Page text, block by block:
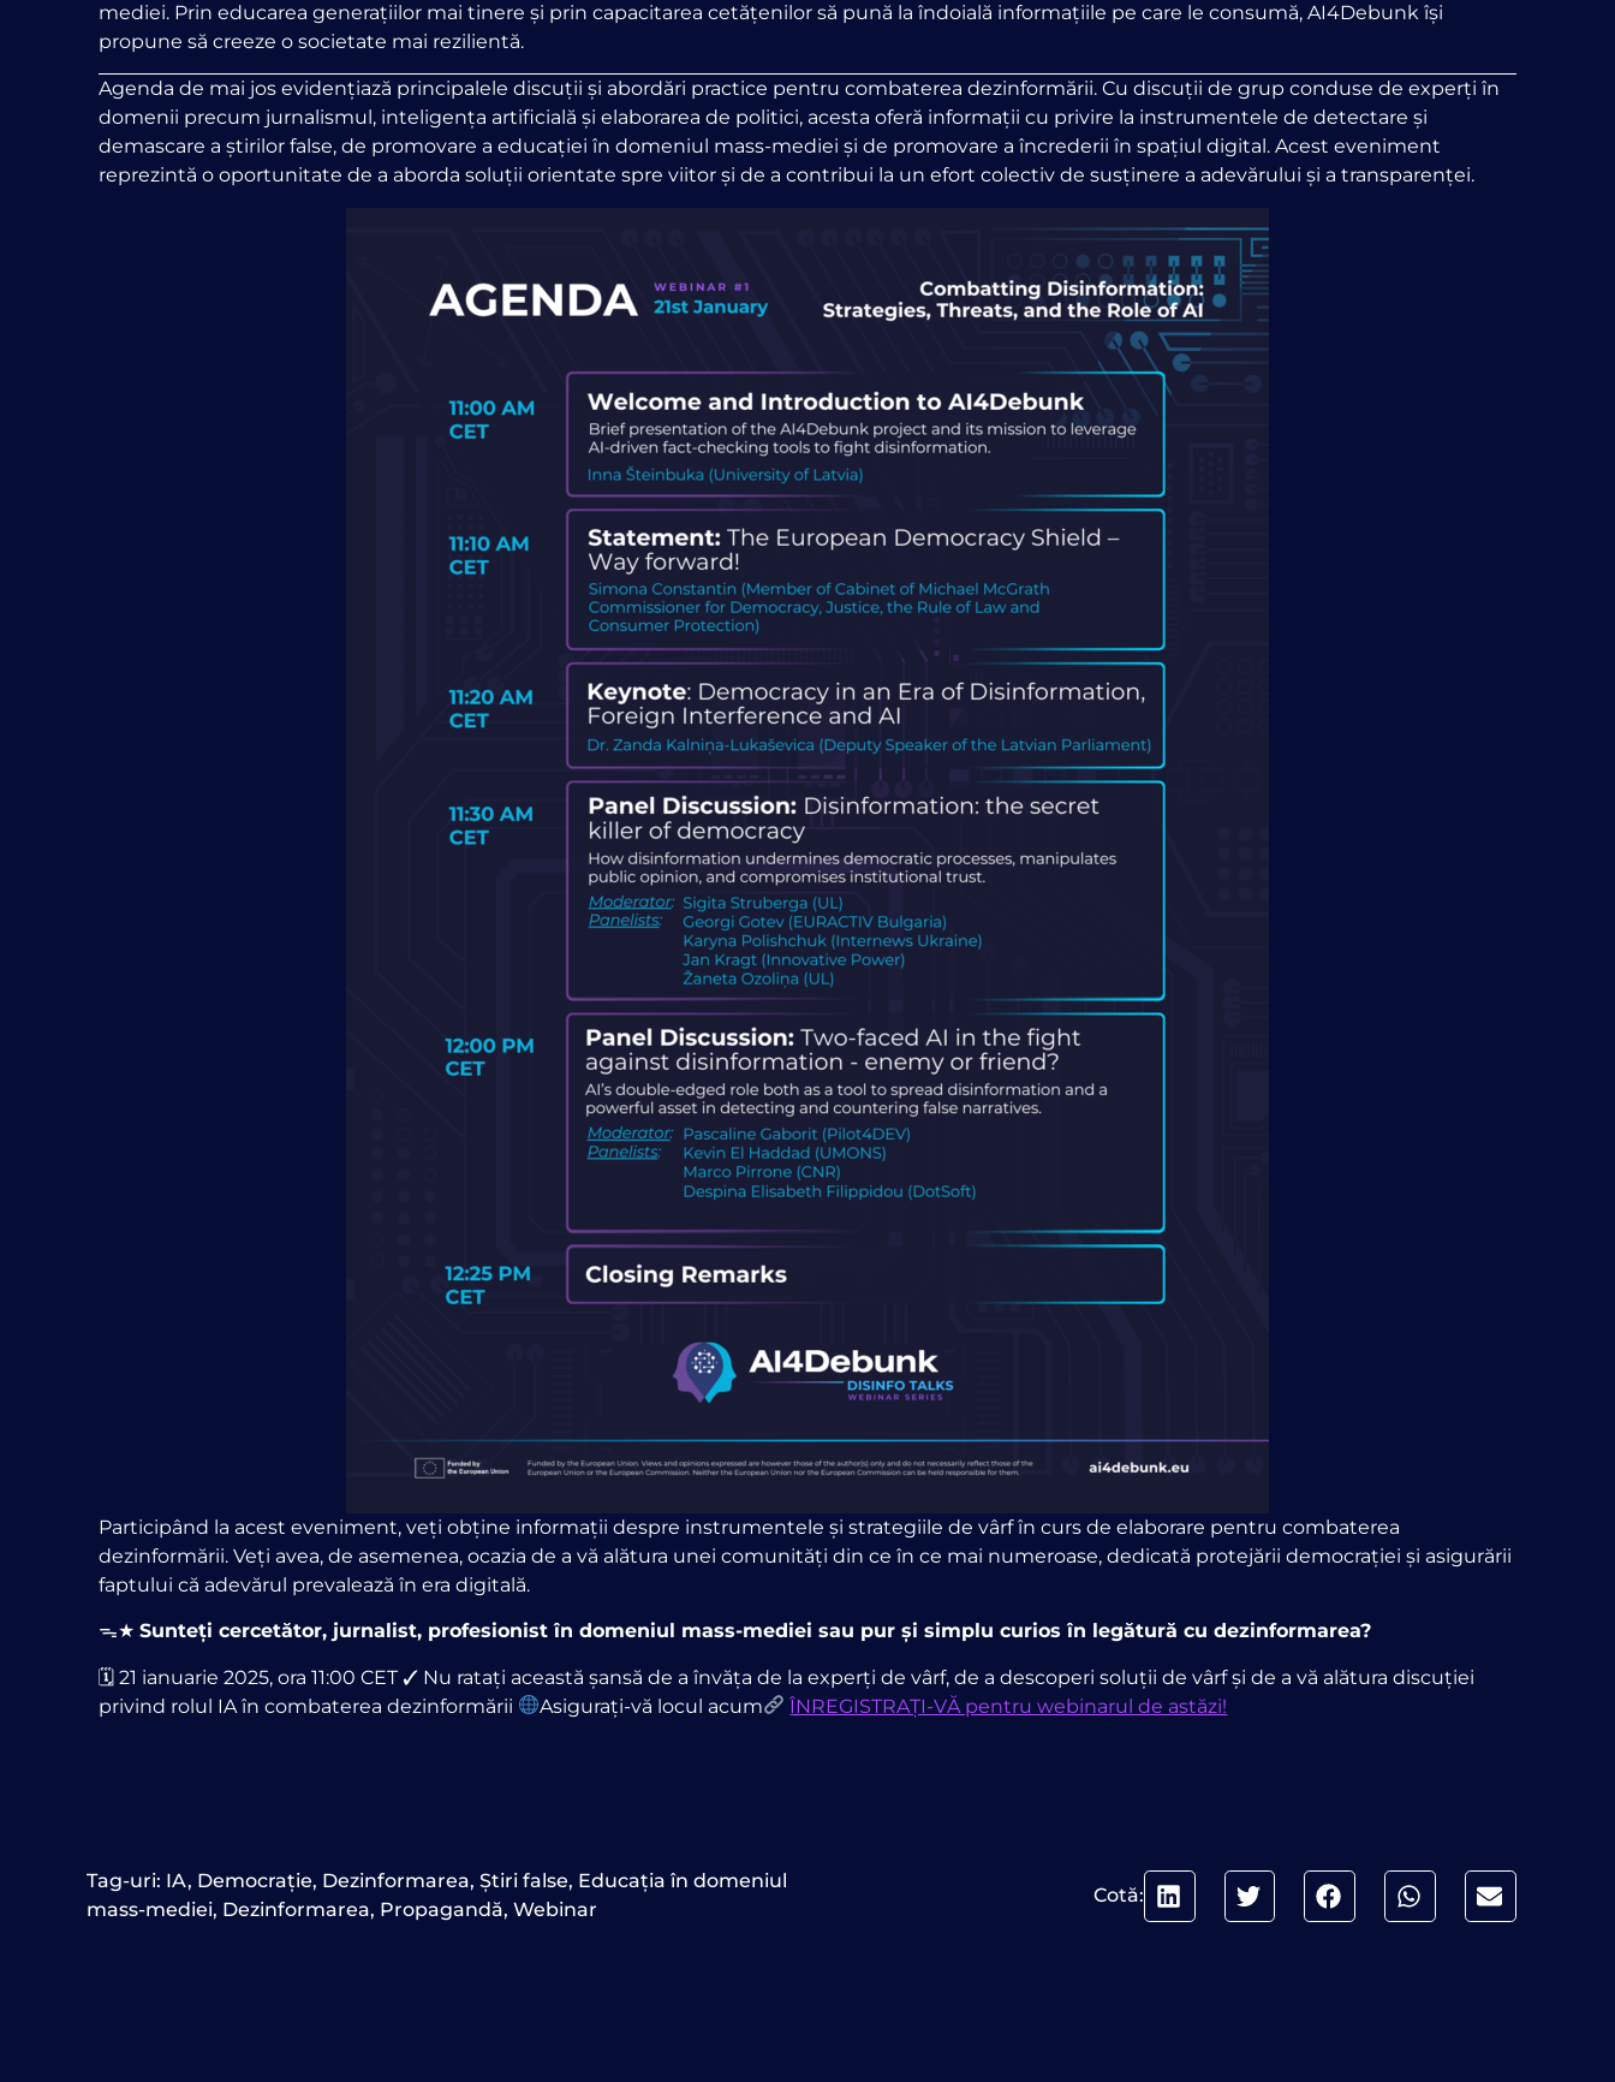
mediei. Prin educarea generațiilor mai tinere și prin capacitarea cetățenilor să pună la îndoială informațiile pe care le consumă, AI4Debunk își
propune să creeze o societate mai rezilientă.
Agenda de mai jos evidențiază principalele discuții și abordări practice pentru combaterea dezinformării. Cu discuții de grup conduse de experți în
domenii precum jurnalismul, inteligența artificială și elaborarea de politici, acesta oferă informații cu privire la instrumentele de detectare și
demascare a știrilor false, de promovare a educației în domeniul mass-mediei și de promovare a încrederii în spațiul digital. Acest eveniment
reprezintă o oportunitate de a aborda soluții orientate spre viitor și de a contribui la un efort colectiv de susținere a adevărului și a transparenței.
Participând la acest eveniment, veți obține informații despre instrumentele și strategiile de vârf în curs de elaborare pentru combaterea
dezinformării. Veți avea, de asemenea, ocazia de a vă alătura unei comunități din ce în ce mai numeroase, dedicată protejării democrației și asigurării
faptului că adevărul prevalează în era digitală.
ᯓ★ Sunteți cercetător, jurnalist, profesionist în domeniul mass-mediei sau pur și simplu curios în legătură cu dezinformarea?
🗓 21 ianuarie 2025, ora 11:00 CET ✓ Nu ratați această șansă de a învăța de la experți de vârf, de a descoperi soluții de vârf și de a vă alătura discuției
privind rolul IA în combaterea dezinformării
Asigurați-vă locul acum ÎNREGISTRAȚI-VĂ pentru webinarul de astăzi!
Tag-uri: IA, Democrație, Dezinformarea, Știri false, Educația în domeniul
mass-mediei, Dezinformarea, Propagandă, Webinar
Cotă: